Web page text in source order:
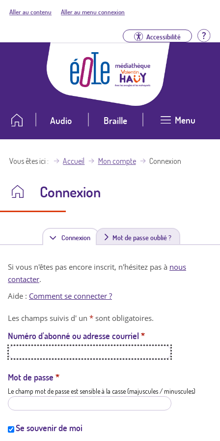
Aller au contenu Aller au menu connexion
Accessibilité
Audio Braille Menu
Vous êtes ici Accueil Mon compte Connexion
Connexion
Connexion(
n
t
a
t
i
Mot de passe oublié ?
Si vous n'êtes pas encore inscrit, n'hésitez pas à nous
contacter.
Aide : Comment se connecter ?
Les champs suivis d' un * sont obligatoires.
Numéro d'abonné ou adresse courriel *
Mot de passe *
Le champ mot de passe est sensible à la casse (majuscules / minuscules)
Se souvenir de moi